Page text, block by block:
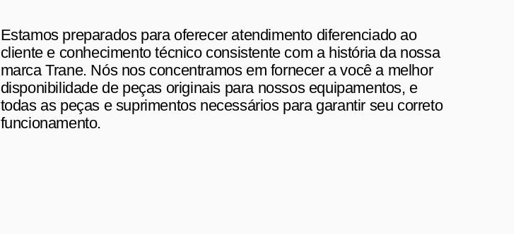
Estamos preparados para oferecer atendimento diferenciado ao
cliente e conhecimento técnico consistente com a história da nossa
marca Trane. Nós nos concentramos em fornecer a você a melhor
disponibilidade de peças originais para nossos equipamentos, e
todas as peças e suprimentos necessários para garantir seu correto
funcionamento.